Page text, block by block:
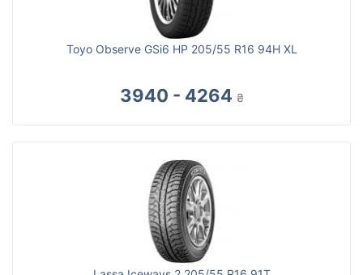
Toyo Observe GSi6 HP 205/55 R16 94H XL
3940 - 4264 ₴